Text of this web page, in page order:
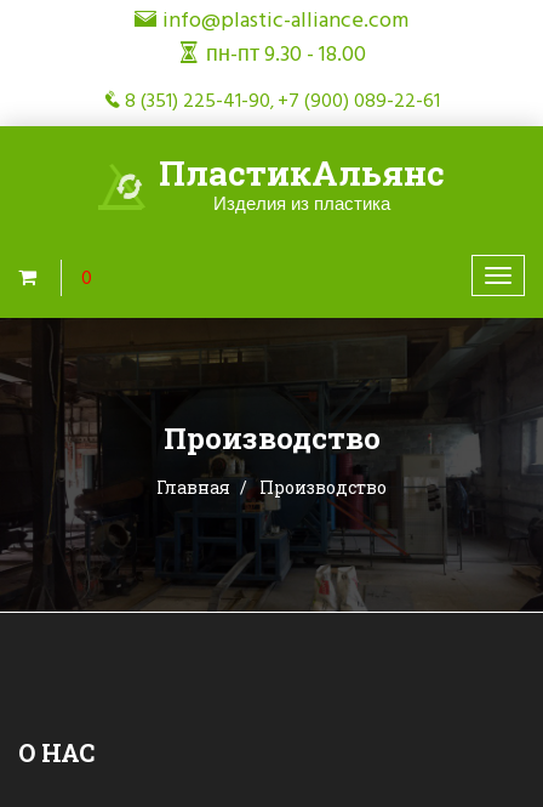
info@plastic-alliance.com
пн-пт 9.30 - 18.00
8 (351) 225-41-90,+7 (900) 089-22-61
ПластикАльянс
Изделия из пластика
0
Производство
Главная Производство
О НАС